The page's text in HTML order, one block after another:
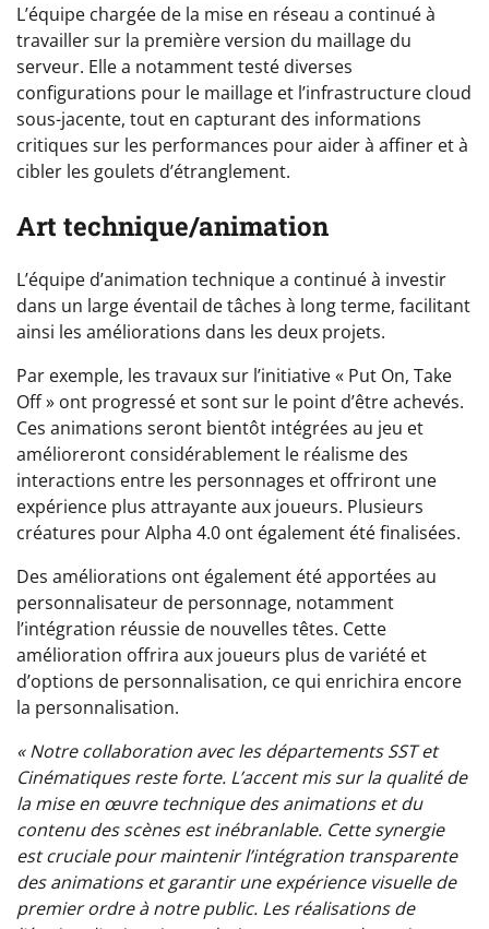
L’équipe chargée de la mise en réseau a continué à
travailler sur la première version du maillage du
serveur. Elle a notamment testé diverses
configurations pour le maillage et l’infrastructure cloud
sous-jacente, tout en capturant des informations
critiques sur les performances pour aider à affiner et à
cibler les goulets d’étranglement.
Art technique/animation
L’équipe d’animation technique a continué à investir
dans un large éventail de tâches à long terme, facilitant
ainsi les améliorations dans les deux projets.
Par exemple, les travaux sur l’initiative « Put On, Take
Off » ont progressé et sont sur le point d’être achevés.
Ces animations seront bientôt intégrées au jeu et
amélioreront considérablement le réalisme des
interactions entre les personnages et offriront une
expérience plus attrayante aux joueurs. Plusieurs
créatures pour Alpha 4.0 ont également été finalisées.
Des améliorations ont également été apportées au
personnalisateur de personnage, notamment
l’intégration réussie de nouvelles têtes. Cette
amélioration offrira aux joueurs plus de variété et
d’options de personnalisation, ce qui enrichira encore
la personnalisation.
« Notre collaboration avec les départements SST et
Cinématiques reste forte. L’accent mis sur la qualité de
la mise en œuvre technique des animations et du
contenu des scènes est inébranlable. Cette synergie
est cruciale pour maintenir l’intégration transparente
des animations et garantir une expérience visuelle de
premier ordre à notre public. Les réalisations de